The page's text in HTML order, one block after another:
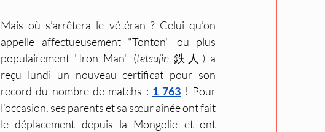
Mais où s’arrêtera le vétéran ? Celui qu’on
appelle affectueusement "Tonton" ou plus
populairement "Iron Man" (tetsujin 鉄人) a
reçu lundi un nouveau certificat pour son
record du nombre de matchs : 1 763 ! Pour
l’occasion, ses parents et sa sœur aînée ont fait
le déplacement depuis la Mongolie et ont